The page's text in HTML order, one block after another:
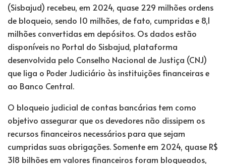
(Sisbajud) recebeu, em 2024, quase 229 milhões ordens
de bloqueio, sendo 10 milhões, de fato, cumpridas e 8,1
milhões convertidas em depósitos. Os dados estão
disponíveis no Portal do Sisbajud, plataforma
desenvolvida pelo Conselho Nacional de Justiça (CNJ)
que liga o Poder Judiciário às instituições financeiras e
ao Banco Central.
O bloqueio judicial de contas bancárias tem como
objetivo assegurar que os devedores não dissipem os
recursos financeiros necessários para que sejam
cumpridas suas obrigações. Somente em 2024, quase R$
318 bilhões em valores financeiros foram bloqueados,